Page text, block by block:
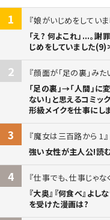
1
娘がいじめをしてい
「え? 何よこれ」...。
じめをしていました
2
顔面が「足の裏」み
「足の裏」→「人間」
ない!」と思えるコミッ
形級メイクを仕事にし
3
魔女は三百路から 1
強い女性が主人公!読
4
仕事でも、仕事じゃな
『大奥』『何食べ』よ
を受けた漫画は?